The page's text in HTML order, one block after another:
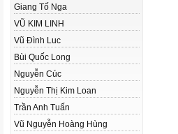
Giang Tố Nga
VŨ KIM LINH
Vũ Đình Luc
Bùi Quốc Long
Nguyễn Cúc
Nguyễn Thị Kim Loan
Trần Anh Tuấn
Vũ Nguyễn Hoàng Hùng